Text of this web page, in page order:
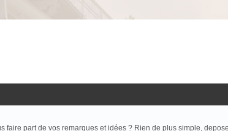
part de vos remarques et idées ? Rien de plus simple,